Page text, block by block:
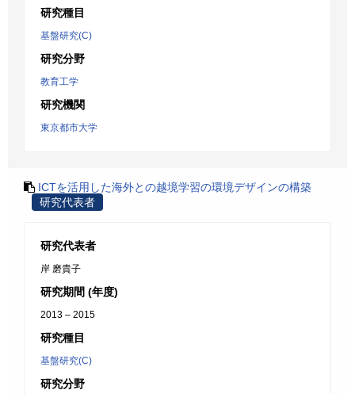
研究種目
基盤研究(C)
研究分野
教育工学
研究機関
東京都市大学
ICTを活用した海外との越境学習の環境デザインの構築
研究代表者
研究代表者
岸 磨貴子
研究期間 (年度)
2013 – 2015
研究種目
基盤研究(C)
研究分野